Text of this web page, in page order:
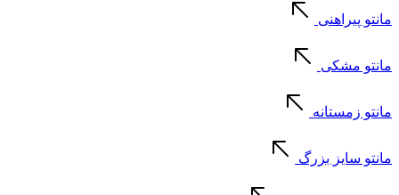
مانتو پیراهنی
مانتو مشکی
مانتو زمستانه
مانتو سایز بزرگ